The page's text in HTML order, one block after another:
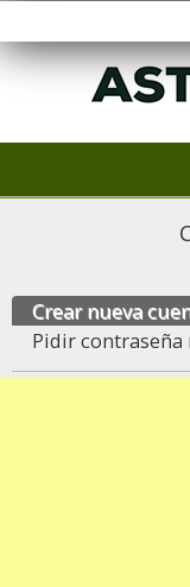
Crear nueva
Pidir contraseña